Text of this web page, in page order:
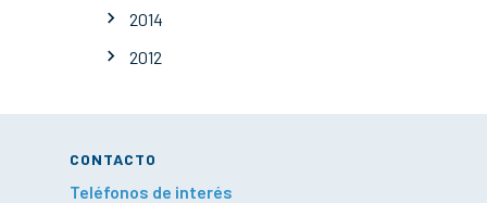
2014
2012
CONTACTO
Teléfonos de interés